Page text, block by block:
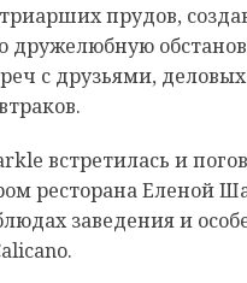
прудов,
дружелюбную
с друзьями, деловых
встретилась и
ресторана Еленой
заведения и